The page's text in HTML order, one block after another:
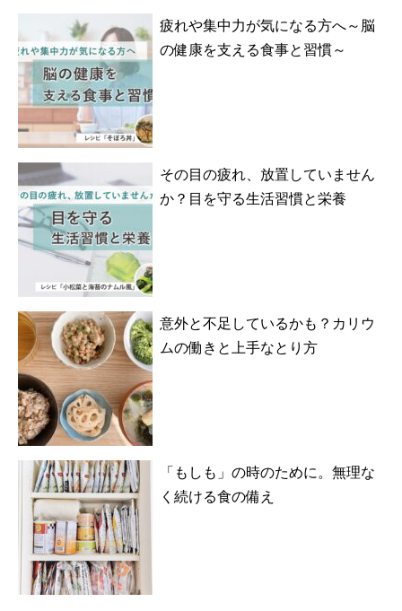
疲れや集中力が気になる方へ～脳
の健康を支える食事と習慣～
その目の疲れ、放置していません
か？目を守る生活習慣と栄養
意外と不足しているかも？カリウ
ムの働きと上手なとり方
「もしも」の時のために。無理な
く続ける食の備え